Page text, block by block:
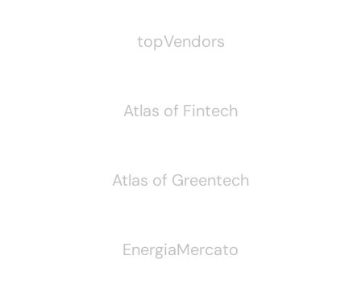
topVendors
Atlas of Fintech
Atlas of Greentech
EnergiaMercato